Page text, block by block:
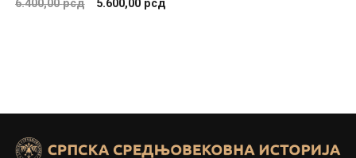
6.400,00рсд 5.600,00 рсд